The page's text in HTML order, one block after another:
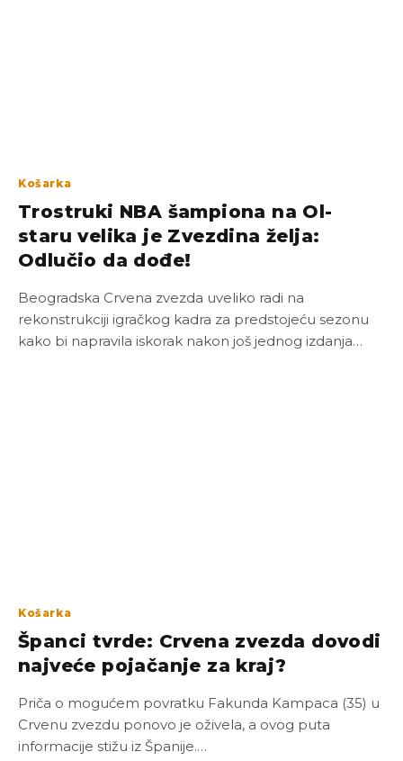
Košarka
Trostruki NBA šampiona na Ol-
staru velika je Zvezdina želja:
Odlučio da dođe!
Beogradska Crvena zvezda uveliko radi na
rekonstrukciji igračkog kadra za predstojeću sezonu
kako bi napravila iskorak nakon još jednog izdanja…
Košarka
Španci tvrde: Crvena zvezda dovodi
najveće pojačanje za kraj?
Priča o mogućem povratku Fakunda Kampaca (35) u
Crvenu zvezdu ponovo je oživela, a ovog puta
informacije stižu iz Španije.…